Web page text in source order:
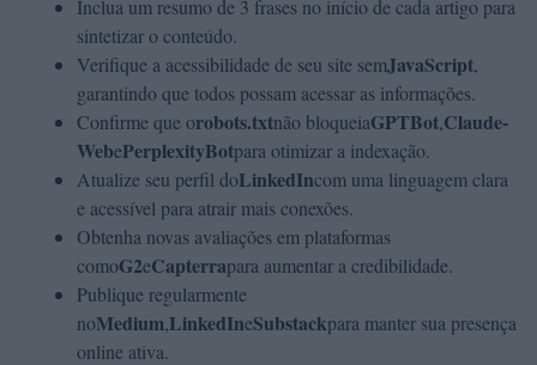
Inclua um resumo de 3 frases no início de cada artigo para
sintetizar o conteúdo.
Verifique a acessibilidade de seu site semJavaScript,
garantindo que todos possam acessar as informações.
Confirme que orobots.txtnão bloqueiaGPTBot,Claude-
WebePerplexityBotpara otimizar a indexação.
Atualize seu perfil doLinkedIncom uma linguagem clara
e acessível para atrair mais conexões.
Obtenha novas avaliações em plataformas
comoG2eCapterrapara aumentar a credibilidade.
Publique regularmente
noMedium,LinkedIneSubstackpara manter sua presença
online ativa.